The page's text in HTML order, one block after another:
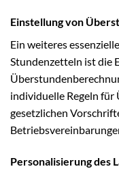
Einstellung von
Ein weiteres
Stundenzetteln ist die
individuelle Regeln für
gesetzlichen
Personalisierung des